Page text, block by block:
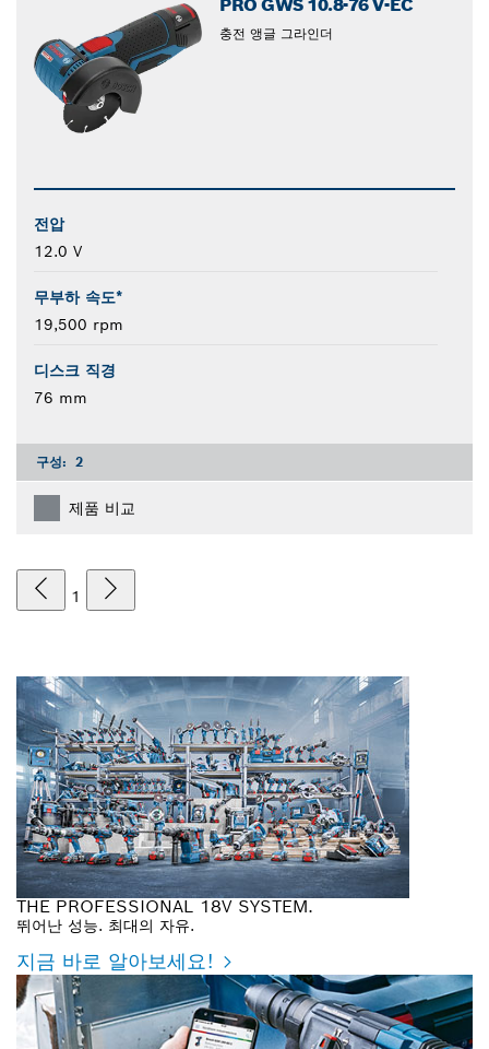
PRO GWS 10.8-76 V-EC
충전 앵글 그라인더
전압
12.0 V
무부하 속도*
19,500 rpm
디스크 직경
76 mm
구성: 2
제품 비교
1
THE PROFESSIONAL 18V SYSTEM.
뛰어난 성능. 최대의 자유.
지금 바로 알아보세요!